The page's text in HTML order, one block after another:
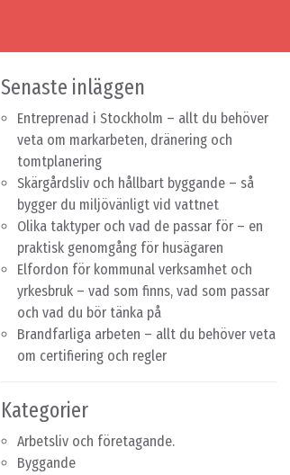
Senaste inläggen
Entreprenad i Stockholm – allt du behöver
veta om markarbeten, dränering och
tomtplanering
Skärgårdsliv och hållbart byggande – så
bygger du miljövänligt vid vattnet
Olika taktyper och vad de passar för – en
praktisk genomgång för husägaren
Elfordon för kommunal verksamhet och
yrkesbruk – vad som finns, vad som passar
och vad du bör tänka på
Brandfarliga arbeten – allt du behöver veta
om certifiering och regler
Kategorier
Arbetsliv och företagande.
Byggande